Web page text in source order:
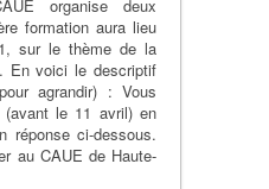
organise deux
formation aura lieu
sur le thème de la
En voici le descriptif
agrandir) : Vous
le 11 avril) en
réponse ci-dessous.
au CAUE de Haute-